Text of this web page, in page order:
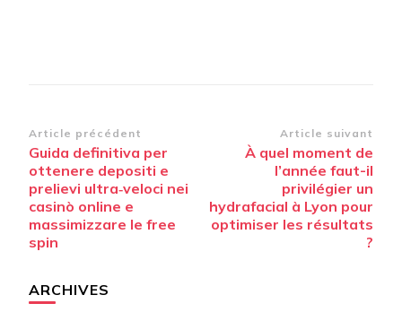
Navigation
d’article
Article précédent
Guida definitiva per
ottenere depositi e
prelievi ultra‑veloci nei
casinò online e
massimizzare le free
spin
Article suivant
À quel moment de
l’année faut-il
privilégier un
hydrafacial à Lyon pour
optimiser les résultats
?
ARCHIVES